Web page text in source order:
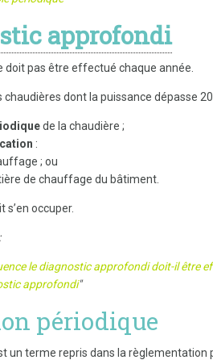
approfondi
doit pas être effectué chaque année.
chaudières dont la puissance dépasse 20
de la chaudière ;
:
; ou
de chauffage du bâtiment.
s’en occuper.
le diagnostic approfondi doit-il être
approfondi"
périodique
un terme repris dans la règlementation